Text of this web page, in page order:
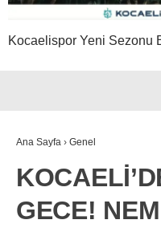
Kocaelispor Yeni Sezonu
Ana Sayfa › Genel
GECE!